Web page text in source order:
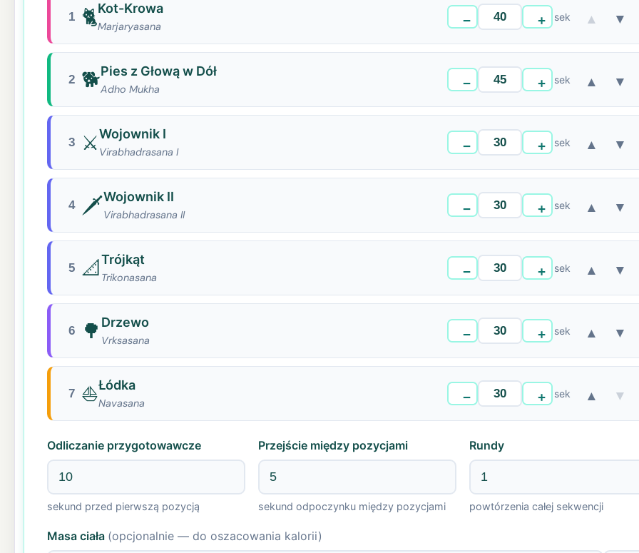
1 🐈Kot-Krowa
Marjaryasana − + sek ▲ ▼
2 🐕Pies z Głową w Dół
Adho Mukha − + sek ▲ ▼
3 ⚔️Wojownik I
Virabhadrasana I − + sek ▲ ▼
4 🗡️Wojownik II
Virabhadrasana II − + sek ▲ ▼
5 📐Trójkąt
Trikonasana − + sek ▲ ▼
6 🌳 Drzewo
Vrksasana − + sek ▲ ▼
7 ⛵Łódka
Navasana − + sek ▲ ▼
Odliczanie przygotowawcze
sekund przed pierwszą pozycją
Przejście między pozycjami
sekund odpoczynku między pozycjami
Rundy
powtórzenia całej sekwencji
Masa ciała (opcjonalnie — do oszacowania kalorii)